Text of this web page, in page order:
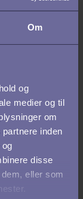
Om
og
medier og til
om
inden
disse
eller som
havde
flere måneder
uden... tja...
måske en lille
prioriteres i